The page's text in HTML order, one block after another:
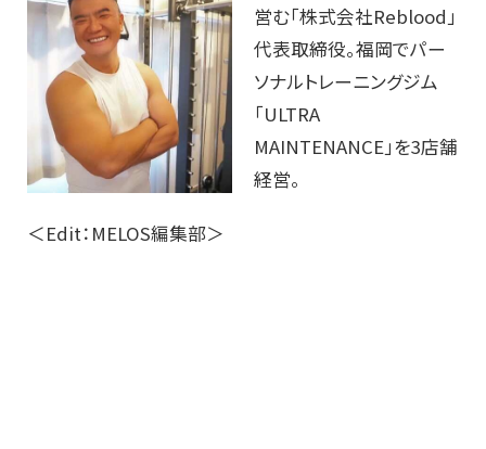
営む「株式会社Reblood」
代表取締役。福岡でパー
ソナルトレーニングジム
「ULTRA
MAINTENANCE」を3店舗
経営。
＜Edit：MELOS編集部＞